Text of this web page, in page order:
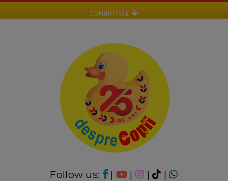
COMUNITATE
Follow us: | | |
|